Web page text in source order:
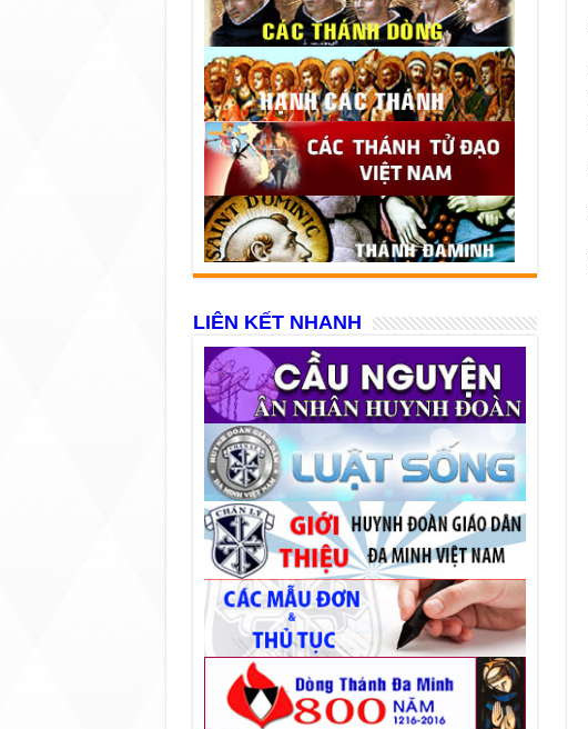
LIÊN KẾT NHANH